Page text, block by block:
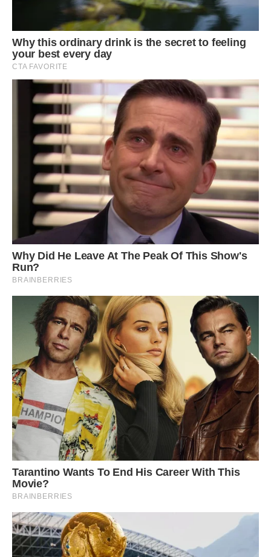
Діти будуть в захваті, а ти будеш спокійна за їхнє
здоров’я. У чому ж полягає користь цього напою? У
цикорії міститься інулін – речовина, що застосовується
для поліпшення травлення. А сиропи чорниці і шипшини –
натуральні імуностимулятори і джерело вітаміну С.
Фото ілюстративне, з вільних джерел.
Сподобалася стаття? Поділіться з друзями на Facebook.